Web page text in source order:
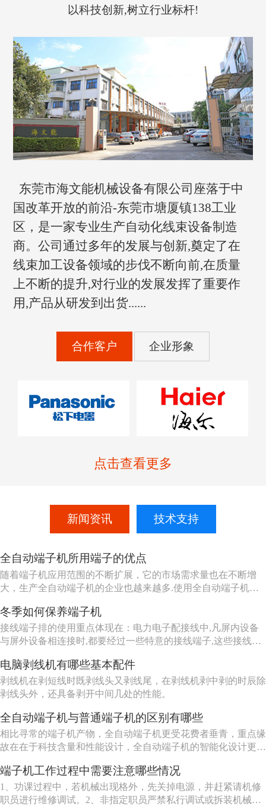
以科技创新,树立行业标杆!
东莞市海文能机械设备有限公司座落于中
国改革开放的前沿-东莞市塘厦镇138工业
区，是一家专业生产自动化线束设备制造
商。公司通过多年的发展与创新,奠定了在
线束加工设备领域的步伐不断向前,在质量
上不断的提升,对行业的发展发挥了重要作
用,产品从研发到出货......
合作客户 企业形象
点击查看更多
新闻资讯 技术支持
全自动端子机所用端子的优点
随着端子机应用范围的不断扩展，它的市场需求量也在不断增
大，生产全自动端子机的企业也越来越多.使用全自动端子机可
动，避免人力资源的浪费，为企业创造更多的财富.我们来讲一
下全自动端子机所用端子的优点：。用户不只可根据需求挑选端
子机不一样的参数...
冬季如何保养端子机
接线端子排的使用重点体现在：电力电子配接线中,凡屏内设备
与屏外设备相连接时,都要经过一些特意的接线端子,这些接线端
外设备的线路相连接，起到信息传输的作用。有了端子排，使得
接线雅观，爱护简便，在远间隔线之间的联接时主若是牢靠，施
工和爱护简便。
电脑剥线机有哪些基本配件
剥线机在剥短线时既剥线头又剥线尾，在剥线机剥中剥的时辰除
剥线头外，还具备剥开中间几处的性能。
全自动端子机与普通端子机的区别有哪些
相比寻常的端子机产物，全自动端子机更受花费者垂青，重点缘
故在在于科技含量和性能设计，全自动端子机的智能化设计更
用起来简便、快捷，工作效率大大升高，在现代产业制作中，效
率即是企业发展的人命，为了促成企业更好的发展，就一定重视
全自动端子机的性...
端子机工作过程中需要注意哪些情况
1、功课过程中，若机械出现格外，先关掉电源，并赶紧请机修
职员进行维修调试。2、非指定职员严禁私行调试或拆装机械零